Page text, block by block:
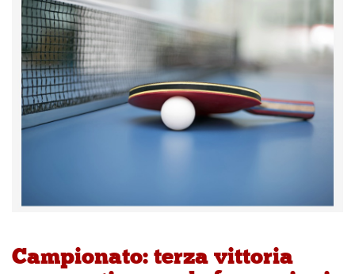
Campionato: terza vittoria